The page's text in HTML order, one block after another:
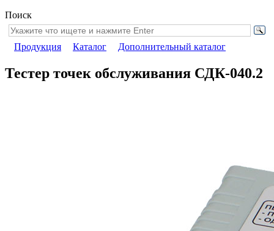
Поиск
Продукция Каталог Дополнительный каталог
Тестер точек обслуживания СДК-040.2